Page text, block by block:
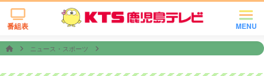
MENU
番組表
ニュース・スポーツ